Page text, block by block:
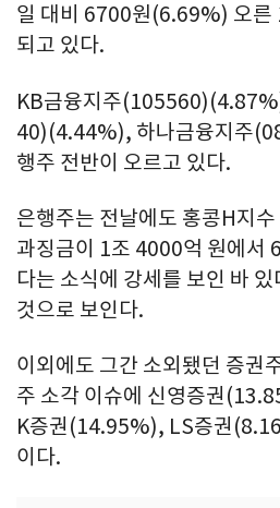
일 대비 6700원(6.69%) 오른
되고 있다.
KB금융지주
40)(4.44%), 하나금융지주
행주 전반이 오르고 있다.
은행주는 전날에도 홍콩H지
과징금이 1조 4000억 원에서
다는 소식에 강세를 보인 바
것으로 보인다.
이외에도 그간 소외됐던 증권
주 소각 이슈에 신영증권
K증권(14.95%), LS증권
이다.